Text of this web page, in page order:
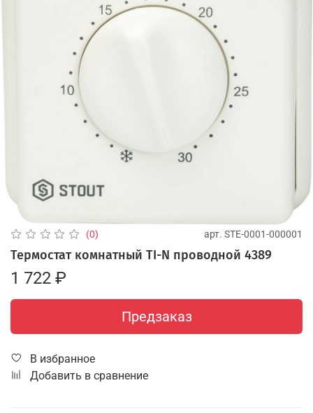
(0) арт. STE-0001-000001
Термостат комнатный TI-N проводной 4389
1 722 ₽
Предзаказ
В избранное
Добавить в сравнение